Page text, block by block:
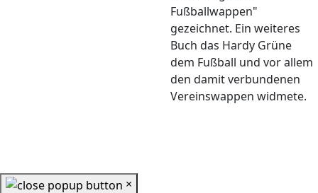
Fußballwappen"
gezeichnet. Ein weiteres
Buch das Hardy Grüne
dem Fußball und vor allem
den damit verbundenen
Vereinswappen widmete.
×